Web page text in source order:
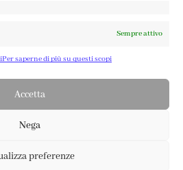
Sempre attivo
Per saperne di più su questi scopi
Accetta
Nega
preferenze